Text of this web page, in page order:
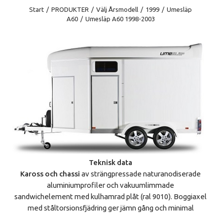
Start / PRODUKTER / Välj Årsmodell / 1999 / Umesläp
A60 / Umesläp A60 1998-2003
Teknisk data
Kaross och chassi av strängpressade naturanodiserade
aluminiumprofiler och vakuumlimmade
sandwichelement med kulhamrad plåt (ral 9010). Boggiaxel
med ståltorsionsfjädring ger jämn gång och minimal